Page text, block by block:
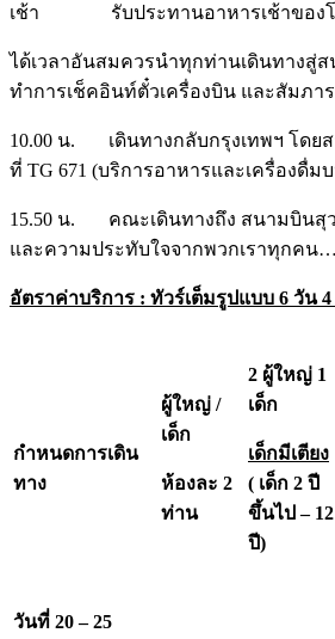
เช้า รับประทานอาหารเช้าของโ
ได้เวลาอันสมควรนำทุกท่านเดินทางสู่ส
ทำการเช็คอินท์ตั๋วเครื่องบิน และสัมภา
10.00 น. เดินทางกลับกรุงเทพฯ โดย
ที่ TG 671 (บริการอาหารและเครื่องดื่ม
15.50 น. คณะเดินทางถึง สนามบินสุ
และความประทับใจจากพวกเราทุกคน
อัตราค่าบริการ : ทัวร์เต็มรูปแบบ 6 วัน
กำหนดการเดิน
ทาง
ผู้ใหญ่ /
เด็ก
ห้องละ 2
ท่าน
2 ผู้ใหญ่ 1
เด็ก
เด็กมีเตียง
( เด็ก 2 ปี
ขึ้นไป – 12
ปี)
วันที่ 20 – 25